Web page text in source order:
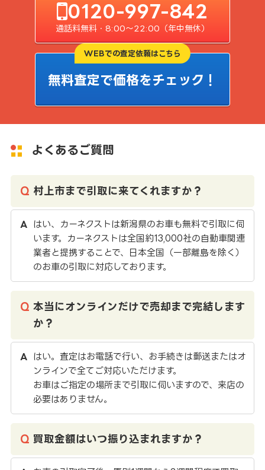
0120-997-842
通話料無料・8:00〜22:00（年中無休）
WEBでの査定依頼はこちら
無料査定で価格をチェック！
よくあるご質問
村上市まで引取に来てくれますか？
はい、カーネクストは新潟県のお車も無料で引取に伺
います。カーネクストは全国約13,000社の自動車関連
業者と提携することで、日本全国（一部離島を除く）
のお車の引取に対応しております。
本当にオンラインだけで売却まで完結します
か？
はい。査定はお電話で行い、お手続きは郵送またはオ
ンラインで全てご対応いただけます。
お車はご指定の場所まで引取に伺いますので、来店の
必要はありません。
買取金額はいつ振り込まれますか？